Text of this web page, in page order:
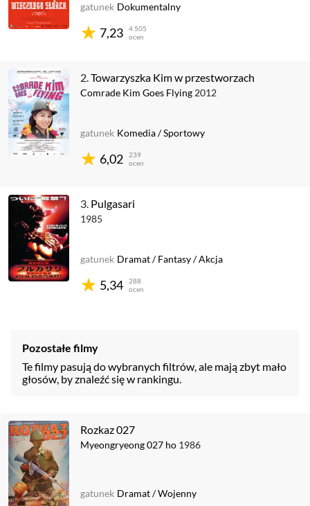
7,23
4 505
ocen
gatunek Dokumentalny
2.Towarzyszka Kim w przestworzach
Comrade Kim Goes Flying 2012
6,02
239
ocen
gatunek Komedia/Sportowy
3. Pulgasari
1985
5,34
288
ocen
gatunek Dramat/Fantasy/Akcja
Pozostałe filmy
Te filmy pasują do wybranych filtrów, ale mają zbyt mało
głosów, by znaleźć się w rankingu.
Rozkaz 027
Myeongryeong 027 ho 1986
gatunek Dramat/Wojenny